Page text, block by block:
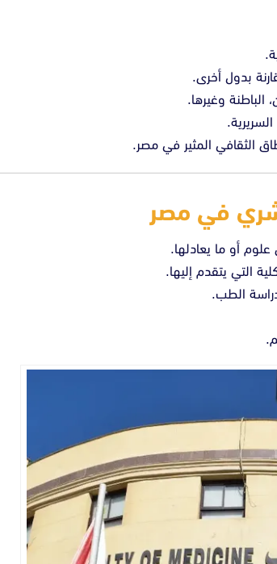
بدول أخرى.
الباطنة وغيرها.
الثقافي المثير في مصر.
في مصر
أو ما يعادلها.
التي يتقدم إليها.
الطب.